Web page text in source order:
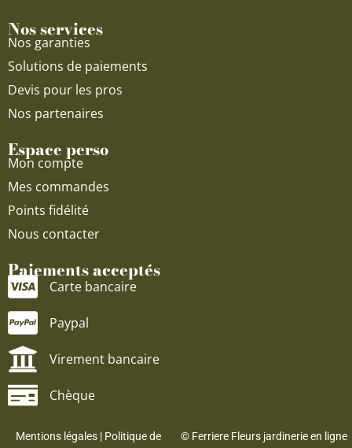
Nos services
Nos garanties
Solutions de paiements
Devis pour les pros
Nos partenaires
Espace perso
Mon compte
Mes commandes
Points fidélité
Nous contacter
Paiements acceptés
Carte bancaire
Paypal
Virement bancaire
Chèque
Mentions légales| Politique de © Ferriere Fleurs jardinerie en ligne